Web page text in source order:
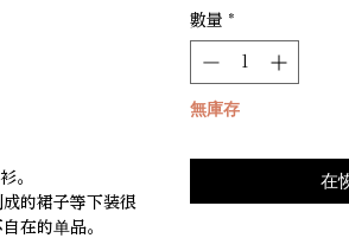
。
的裙子等下装很
在的单品。
數量 *
無庫存
在